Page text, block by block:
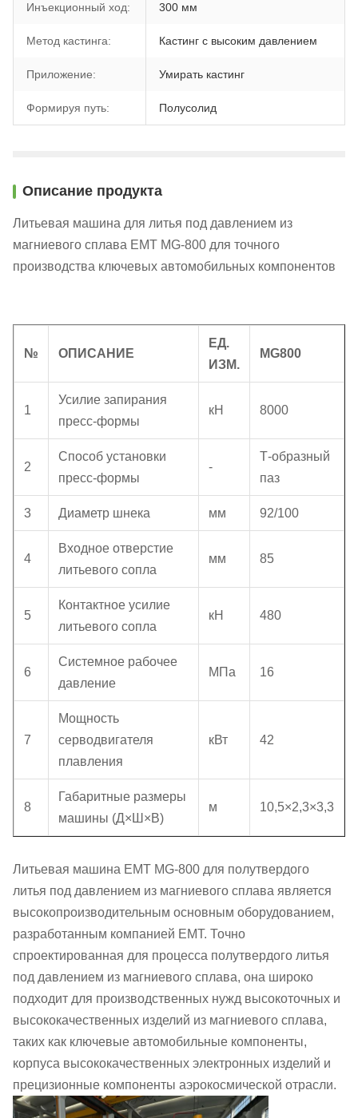
Инъекционный ход: 300 мм
Метод кастинга: Кастинг с высоким давлением
Приложение: Умирать кастинг
Формируя путь: Полусолид
Описание продукта
Литьевая машина для литья под давлением из
магниевого сплава EMT MG-800 для точного
производства ключевых автомобильных компонентов
№ ОПИСАНИЕ
ЕД.
ИЗМ.
MG800
1
Усилие запирания
пресс-формы
кН 8000
2
Способ установки
пресс-формы
-
Т-образный
паз
3 Диаметр шнека мм 92/100
4
Входное отверстие
литьевого сопла
мм 85
5
Контактное усилие
литьевого сопла
кН 480
6
Системное рабочее
давление
МПа 16
7
Мощность
серводвигателя
плавления
кВт 42
8
Габаритные размеры
машины (Д×Ш×В)
м 10,5×2,3×3,3
Литьевая машина EMT MG-800 для полутвердого
литья под давлением из магниевого сплава является
высокопроизводительным основным оборудованием,
разработанным компанией EMT. Точно
спроектированная для процесса полутвердого литья
под давлением из магниевого сплава, она широко
подходит для производственных нужд высокоточных и
высококачественных изделий из магниевого сплава,
таких как ключевые автомобильные компоненты,
корпуса высококачественных электронных изделий и
прецизионные компоненты аэрокосмической отрасли.